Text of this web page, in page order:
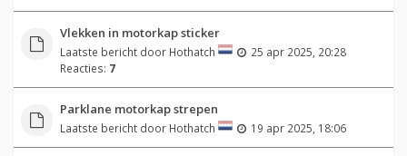
Vlekken in motorkap sticker
Laatste bericht door Hothatch
25 apr 2025, 20:28
Reacties: 7
Parklane motorkap strepen
Laatste bericht door Hothatch 19 apr 2025, 18:06